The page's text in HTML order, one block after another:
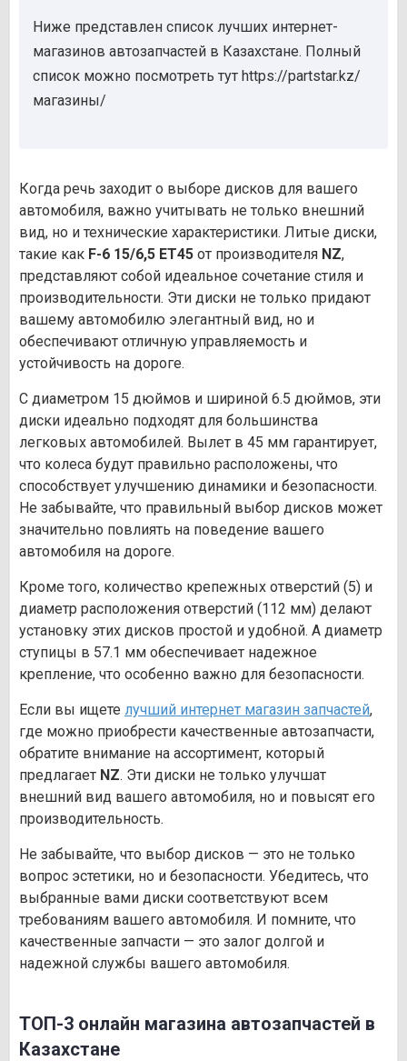
Ниже представлен список лучших интернет-
магазинов автозапчастей в Казахстане. Полный
список можно посмотреть тут https://partstar.kz/
магазины/
Когда речь заходит о выборе дисков для вашего
автомобиля, важно учитывать не только внешний
вид, но и технические характеристики. Литые диски,
такие как F-6 15/6,5 ET45 от производителя NZ,
представляют собой идеальное сочетание стиля и
производительности. Эти диски не только придают
вашему автомобилю элегантный вид, но и
обеспечивают отличную управляемость и
устойчивость на дороге.
С диаметром 15 дюймов и шириной 6.5 дюймов, эти
диски идеально подходят для большинства
легковых автомобилей. Вылет в 45 мм гарантирует,
что колеса будут правильно расположены, что
способствует улучшению динамики и безопасности.
Не забывайте, что правильный выбор дисков может
значительно повлиять на поведение вашего
автомобиля на дороге.
Кроме того, количество крепежных отверстий (5) и
диаметр расположения отверстий (112 мм) делают
установку этих дисков простой и удобной. А диаметр
ступицы в 57.1 мм обеспечивает надежное
крепление, что особенно важно для безопасности.
Если вы ищете лучший интернет магазин запчастей,
где можно приобрести качественные автозапчасти,
обратите внимание на ассортимент, который
предлагает NZ. Эти диски не только улучшат
внешний вид вашего автомобиля, но и повысят его
производительность.
Не забывайте, что выбор дисков — это не только
вопрос эстетики, но и безопасности. Убедитесь, что
выбранные вами диски соответствуют всем
требованиям вашего автомобиля. И помните, что
качественные запчасти — это залог долгой и
надежной службы вашего автомобиля.
ТОП-3 онлайн магазина автозапчастей в
Казахстане